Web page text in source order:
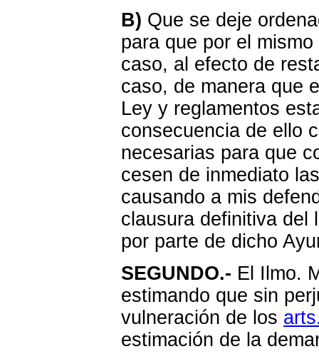
B) Que se deje
para que por el
caso, al efecto de
caso, de manera que
Ley y reglamentos
consecuencia de ello
necesarias para que
cesen de inmediato
causando a mis
clausura definitiva del
por parte de dicho
SEGUNDO.- El Ilmo.
estimando que sin
vulneración de los
estimación de la